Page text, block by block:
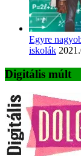
Egyre
iskolák
Digitális múlt